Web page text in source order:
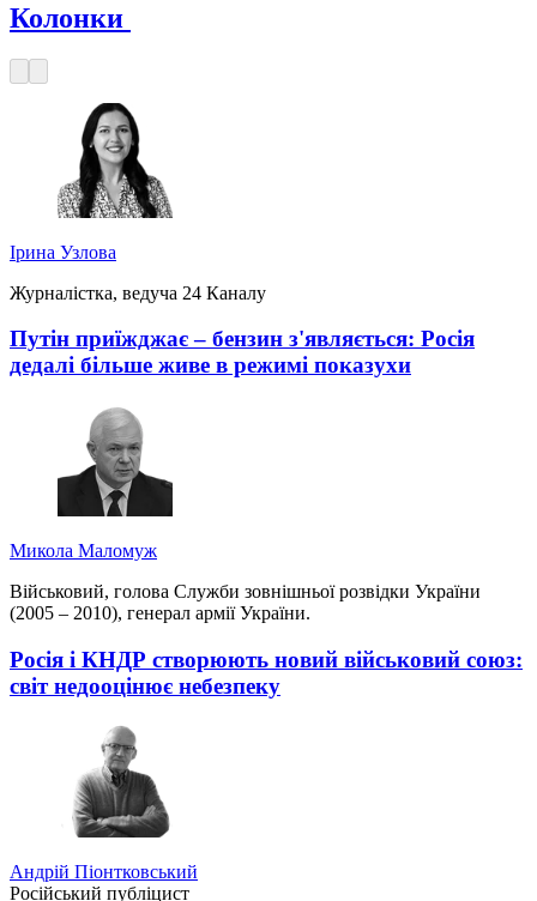
Колонки
Ірина Узлова
Журналістка, ведуча 24 Каналу
Путін приїжджає – бензин з'являється: Росія
дедалі більше живе в режимі показухи
Микола Маломуж
Військовий, голова Служби зовнішньої розвідки України
(2005 – 2010), генерал армії України.
Росія і КНДР створюють новий військовий союз:
світ недооцінює небезпеку
Андрій Піонтковський
Російський публіцист